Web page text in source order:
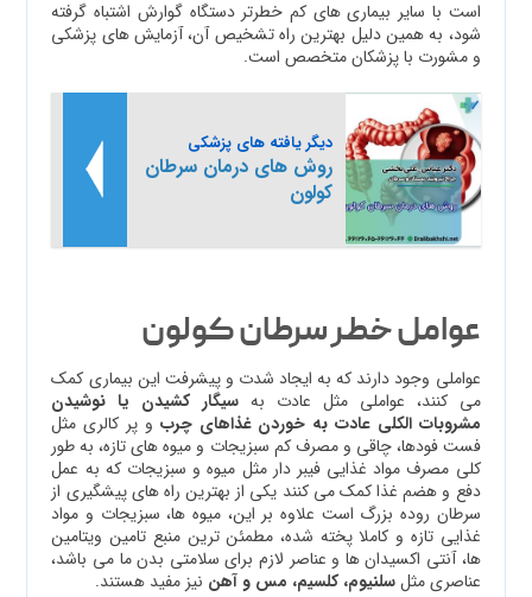
است با سایر بیماری های کم خطرتر دستگاه گوارش اشتباه گرفته
شود، به همین دلیل بهترین راه تشخیص آن، آزمایش های پزشکی
و مشورت با پزشکان متخصص است.
دیگر یافته های پزشکی
روش های درمان سرطان
کولون
عوامل خطر سرطان کولون
عواملی وجود دارند که به ایجاد شدت و پیشرفت این بیماری کمک
می کنند، عواملی مثل عادت بهسیگار کشیدن یا نوشیدن
مشروبات الکلی عادت به خوردن غذاهای چرب و پر کالری مثل
فست فودها، چاقی و مصرف کم سبزیجات و میوه های تازه، به طور
کلی مصرف مواد غذایی فیبر دار مثل میوه و سبزیجات که به عمل
دفع و هضم غذا کمک می کنند یکی از بهترین راه های پیشگیری از
سرطان روده بزرگ است علاوه بر این، میوه ها، سبزیجات و مواد
غذایی تازه و کاملا پخته شده، مطمئن ترین منبع تامین ویتامین
ها، آنتی اکسیدان ها و عناصر لازم برای سلامتی بدن ما می باشد،
عناصری مثلسلنیوم، کلسیم، مس و آهن نیز مفید هستند.